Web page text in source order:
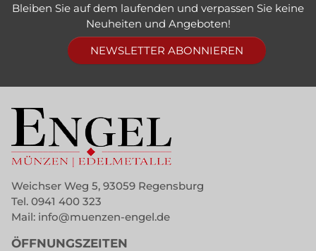
Bleiben Sie auf dem laufenden und verpassen Sie keine
Neuheiten und Angeboten!
NEWSLETTER ABONNIEREN
Weichser Weg 5, 93059 Regensburg
Tel. 0941 400 323
Mail: info@muenzen-engel.de
ÖFFNUNGSZEITEN